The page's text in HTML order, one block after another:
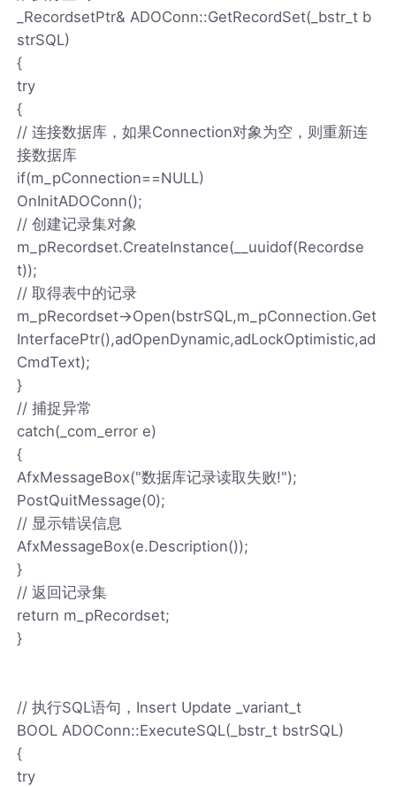
_RecordsetPtr& ADOConn::GetRecordSet(_bstr_t b
strSQL)
{
try
{
// 连接数据库，如果Connection对象为空，则重新连
接数据库
if(m_pConnection==NULL)
OnInitADOConn();
// 创建记录集对象
m_pRecordset.CreateInstance(__uuidof(Recordse
t));
// 取得表中的记录
m_pRecordset->Open(bstrSQL,m_pConnection.Get
InterfacePtr(),adOpenDynamic,adLockOptimistic,ad
CmdText);
}
// 捕捉异常
catch(_com_error e)
{
AfxMessageBox("数据库记录读取失败!");
PostQuitMessage(0);
// 显示错误信息
AfxMessageBox(e.Description());
}
// 返回记录集
return m_pRecordset;
}
// 执行SQL语句，Insert Update _variant_t
BOOL ADOConn::ExecuteSQL(_bstr_t bstrSQL)
{
try